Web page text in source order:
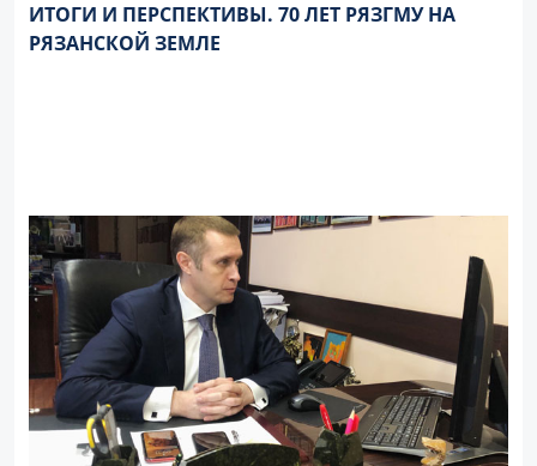
ИТОГИ И ПЕРСПЕКТИВЫ. 70 ЛЕТ РЯЗГМУ НА
РЯЗАНСКОЙ ЗЕМЛЕ